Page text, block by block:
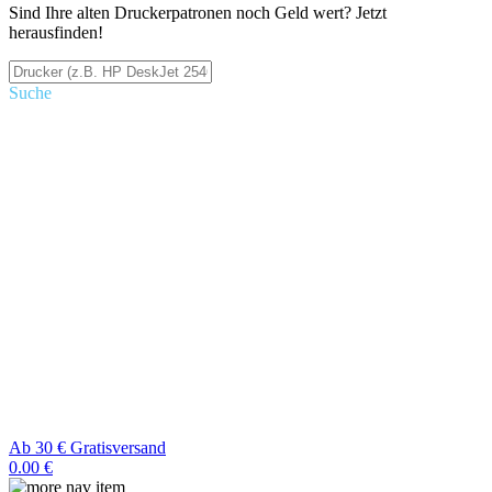
Sind Ihre alten Druckerpatronen noch Geld wert? Jetzt
herausfinden!
Suche
Ab 30 € Gratisversand
0.00 €